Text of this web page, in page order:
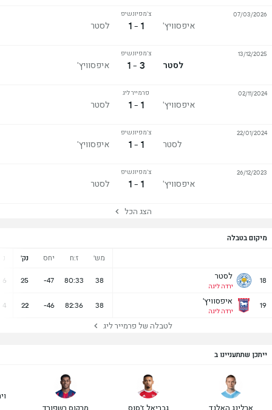
מיקום בטבלה
מש' ז:ח יחס נק' נ
18 לסטר
ירדה ליגה
38
80:33
-47
25
6
19 איפסוויץ'
ירדה ליגה
38
82:36
-46
22
4
לטבלה של פרמייר ליג
איפסוויץ'
צ'מפיונשיפ
1 - 1 לסטר
07/03/2026
לסטר
צ'מפיונשיפ
3 - 1 איפסוויץ'
13/12/2025
איפסוויץ'
פרמייר ליג
1 - 1 לסטר
02/11/2024
לסטר
צ'מפיונשיפ
1 - 1 איפסוויץ'
22/01/2024
איפסוויץ'
צ'מפיונשיפ
1 - 1 לסטר
26/12/2023
הצג הכל
ייתכן שתתעניינו ב
ארלינג האלנד גבריאל ז'סוס מרקוס רשפורד